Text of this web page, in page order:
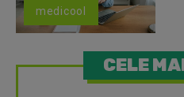
medicool
CELE